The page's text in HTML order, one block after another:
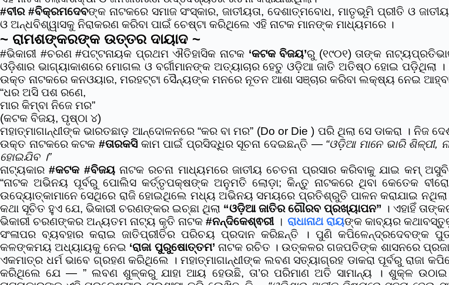
#ବୀର #ବିକ୍ରମଦେବଙ୍କନାଟକରେ ସମାଜ ସଂସ୍କାର, ଜାତୀୟତା, ଦେଶାତ୍ମବୋଧ, ମାତୃଭୂମି ପ୍ରୀତି ଓ
ଓ ଅନ୍ଧବିଶ୍ୱାସକୁ ନିରାକରଣ କରିବା ପାଇଁ ଚେଷ୍ଟା କରିଥିଲେ ଏହି ନାଟକ ମାନଙ୍କ ମାଧ୍ୟମରେ ।
~ ରାମଶଙ୍କରଙ୍କ ଉତ୍ତର ଦାୟାଦ ~
#ଭିକାରୀ #ଚରଣ #ପଟ୍ଟନାୟକ ପ୍ରଥମ ଐତିହାସିକ ନାଟକ ‘କଟକ ବିଜୟ’ରୁ (୧୯୦୧) ତାଙ୍କ
ଓଡ଼ିଶାର ଭାଗ୍ୟାକାଶରେ ମୋଗଲ ଓ ବର୍ଗୀମାନଙ୍କ ଅତ୍ୟାଚାର ହେତୁ ଓଡ଼ିଆ ଜାତି ଅତିଷ୍ଠ ହୋଇ
ଉକ୍ତ ନାଟକରେ କନଓୟାର, ମରହଟ୍ଟା ସୈନ୍ୟଙ୍କ ମନରେ ନୂତନ ଆଶା ସଞ୍ଚାର କରିବା ଲକ୍ଷ୍ୟ ନେଇ
“ଧର ଅସି ପଶ ରଣେ,
ମାର କିମ୍ବା ନିଜେ ମର”
(କଟକ ବିଜୟ, ପୃଷ୍ଠା ୪)
ମହାତ୍ମାଗାନ୍ଧୀଙ୍କ ଭାରତଛାଡ଼ ଆନ୍ଦୋଳନରେ “କର ବା ମର” (Do or Die ) ପରି ଥିଲା ସେ ଡାକରା । ନିଜ
ଉକ୍ତ ନାଟକରେ କଟକ #ତାରକସିକାମ ପାଇଁ ପ୍ରସିଦ୍ଧିର ସୂଚନା ଦେଇଛନ୍ତି — “ଓଡ଼ିଆ ମାନେ ଭାରି ଶିଳ୍ପୀ,
ହୋଇଯିବ ।”
ନାଟ୍ୟକାର#କଟକ #ବିଜୟନାଟକ ରଚନା ମାଧ୍ୟମରେ ଜାତୀୟ ଚେତନା ପ୍ରସାର କରିବାକୁ ଯାଇ କମ୍
“ନାଟକ ଅଭିନୟ ପୂର୍ବରୁ ପୋଲିସ କର୍ତ୍ତୃପକ୍ଷଙ୍କ ଅନୁମତି ଲୋଡ଼ା; କିନ୍ତୁ ନାଟକରେ ଥିବା କେତେକ
ଉଦ୍ୟୋତ୍କାମାନେ ସେଥିରେ ରାଜି ହୋଇଥିଲେ ମଧ୍ୟ ଅଭିନୟ ସମୟରେ ପ୍ରତିଶ୍ରୁତି ପାଳନ କରାଯାଇ
କଥା ସୂଚିତ ହୁଏ ଯେ, ଭିକାରୀ ଚରଣଙ୍କର ଇଚ୍ଛା ଥିଲା “ଓଡ଼ିଆ ଜାତିର ଗୌରବ ପ୍ରଖ୍ୟାପନ” । ଏହାହିଁ
ଭିକାରୀ ଚରଣଙ୍କର ଅନ୍ୟତମ ନାଟ୍ୟ କୃତି ନାଟକ #ନନ୍ଦିକେଶ୍ଵରୀ। ରାଧାନାଥ ରାୟଙ୍କ କାବ୍ୟର
ସଂଳାପର ବ୍ୟବହାର କରାଇ ଜାତିପ୍ରୀତିର ପରିଚୟ ପ୍ରଦାନ କରିଛନ୍ତି । ପୁଣି କପିଳେନ୍ଦ୍ରଦେବଙ୍କ
କଳଙ୍କମୟ ଅଧ୍ୟାୟକୁ ନେଇ ‘ରାଜା ପୁରୁଷୋତ୍ତମ’ ନାଟକ ରଚିତ । ଉତ୍କଳର ଗଜପତିଙ୍କ ଶାସନରେ
ଏକମାତ୍ର ଧର୍ମ ଭାବେ ଗ୍ରହଣ କରିଥିଲେ । ମହାତ୍ମାଗାନ୍ଧୀଙ୍କ ଲବଣ ସତ୍ୟାଗ୍ରହ ଡାକରା ପୂର୍ବରୁ
କରିଥିଲେ ଯେ — ” ଲବଣ ଶୁଳ୍କରୁ ଯାହା ଆୟ ହେଉଛି, ତା’ର ପରିମାଣ ଅତି ସାମାନ୍ୟ । ଶୁକ୍ଳ